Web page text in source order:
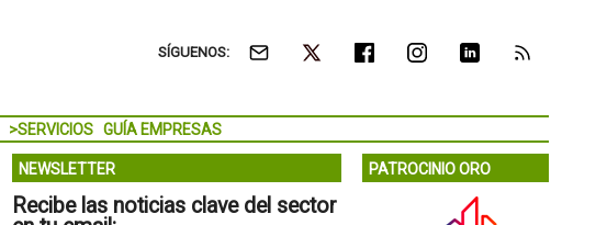
SÍGUENOS:
>SERVICIOS GUÍA EMPRESAS
NEWSLETTER
Recibe las noticias clave del sector
PATROCINIO ORO